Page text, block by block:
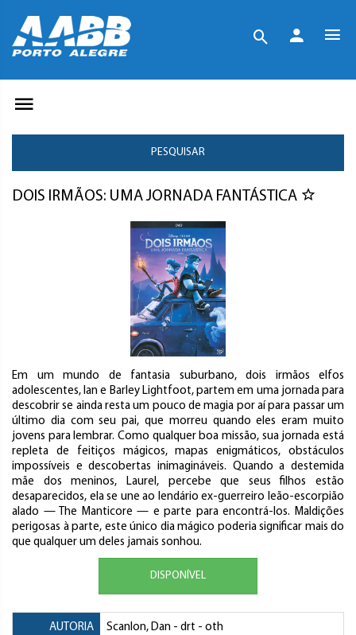
PESQUISAR
DOIS IRMÃOS: UMA JORNADA FANTÁSTICA
Em um mundo de fantasia suburbano, dois irmãos elfos
adolescentes, Ian e Barley Lightfoot, partem em uma jornada para
descobrir se ainda resta um pouco de magia por aí para passar um
último dia com seu pai, que morreu quando eles eram muito
jovens para lembrar. Como qualquer boa missão, sua jornada está
repleta de feitiços mágicos, mapas enigmáticos, obstáculos
impossíveis e descobertas inimagináveis. Quando a destemida
mãe dos meninos, Laurel, percebe que seus filhos estão
desaparecidos, ela se une ao lendário ex-guerreiro leão-escorpião
alado — The Manticore — e parte para encontrá-los. Maldições
perigosas à parte, este único dia mágico poderia significar mais do
que qualquer um deles jamais sonhou.
DISPONÍVEL
AUTORIA Scanlon, Dan - drt - oth